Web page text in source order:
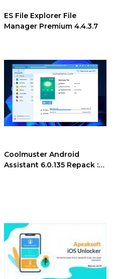
ES File Explorer File
Manager Premium 4.4.3.7
Coolmuster Android
Assistant 6.0.135 Repack :
Программы для
Программы для MacOSX
Драйвера
Игры